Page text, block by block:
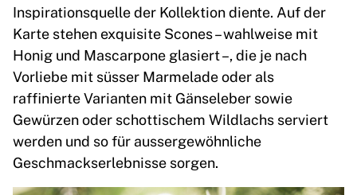
Inspirationsquelle der Kollektion diente. Auf der
Karte stehen exquisite Scones – wahlweise mit
Honig und Mascarpone glasiert –, die je nach
Vorliebe mit süsser Marmelade oder als
raffinierte Varianten mit Gänseleber sowie
Gewürzen oder schottischem Wildlachs serviert
werden und so für aussergewöhnliche
Geschmackserlebnisse sorgen.